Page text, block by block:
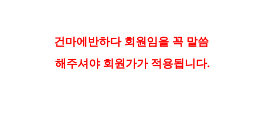
건마에반하다 회원임을 꼭 말씀
해 주셔야 회원가가 적용됩니다.